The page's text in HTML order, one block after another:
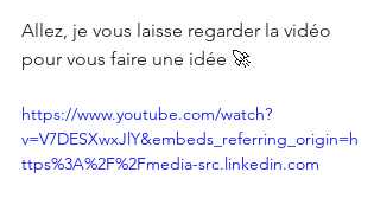
Allez, je vous laisse regarder la vidéo
pour vous faire une idée 🚀
https://www.youtube.com/watch?
v=V7DESXwxJlY&embeds_referring_origin=h
ttps%3A%2F%2Fmedia-src.linkedin.com